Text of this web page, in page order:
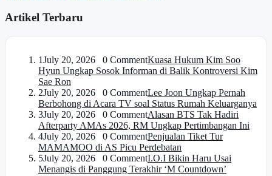
Artikel Terbaru
1July 20, 2026 0 CommentKuasa Hukum Kim Soo
Hyun Ungkap Sosok Informan di Balik Kontroversi Kim
Sae Ron
2July 20, 2026 0 CommentLee Joon Ungkap Pernah
Berbohong di Acara TV soal Status Rumah Keluarganya
3July 20, 2026 0 CommentAlasan BTS Tak Hadiri
Afterparty AMAs 2026, RM Ungkap Pertimbangan Ini
4July 20, 2026 0 CommentPenjualan Tiket Tur
MAMAMOO di AS Picu Perdebatan
5July 20, 2026 0 CommentI.O.I Bikin Haru Usai
Menangis di Panggung Terakhir ‘M Countdown’